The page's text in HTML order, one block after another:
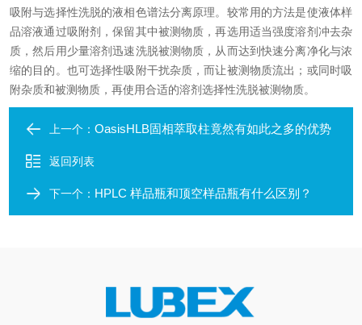
吸附与选择性洗脱的液相色谱法分离原理。较常用的方法是使液体样
品溶液通过吸附剂，保留其中被测物质，再选用适当强度溶剂冲去杂
质，然后用少量溶剂迅速洗脱被测物质，从而达到快速分离净化与浓
缩的目的。也可选择性吸附干扰杂质，而让被测物质流出；或同时吸
附杂质和被测物质，再使用合适的溶剂选择性洗脱被测物质。
上一个：OasisHLB固相萃取柱竟然有如此之多的优势
返回列表
下一个： HPLC 样品瓶和顶空样品瓶有什么区别？